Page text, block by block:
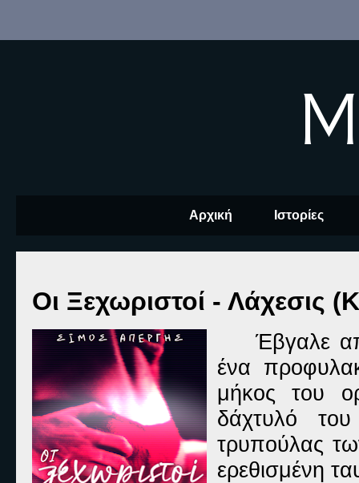
Αρχική Ιστορίες
Οι Ξεχωριστοί - Λάχεσις
Έβγαλε
ένα
μήκος του
δάχτυλό
τρυπούλας
ερεθισμένη